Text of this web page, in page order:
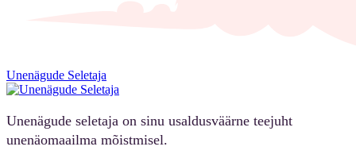
Unenägude Seletaja
Unenägude seletaja on sinu usaldusväärne teejuht
unenäomaailma mõistmisel.